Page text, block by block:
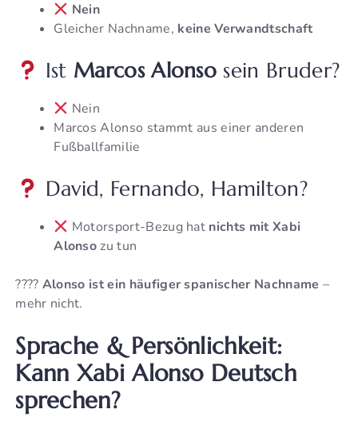
Nein
Gleicher Nachname, keine Verwandtschaft
Ist Marcos Alonso sein Bruder?
Nein
Marcos Alonso stammt aus einer anderen
Fußballfamilie
David, Fernando, Hamilton?
Motorsport-Bezug hat nichts mit Xabi
Alonso zu tun
???? Alonso ist ein häufiger spanischer Nachname –
mehr nicht.
Sprache & Persönlichkeit:
Kann Xabi Alonso Deutsch
sprechen?